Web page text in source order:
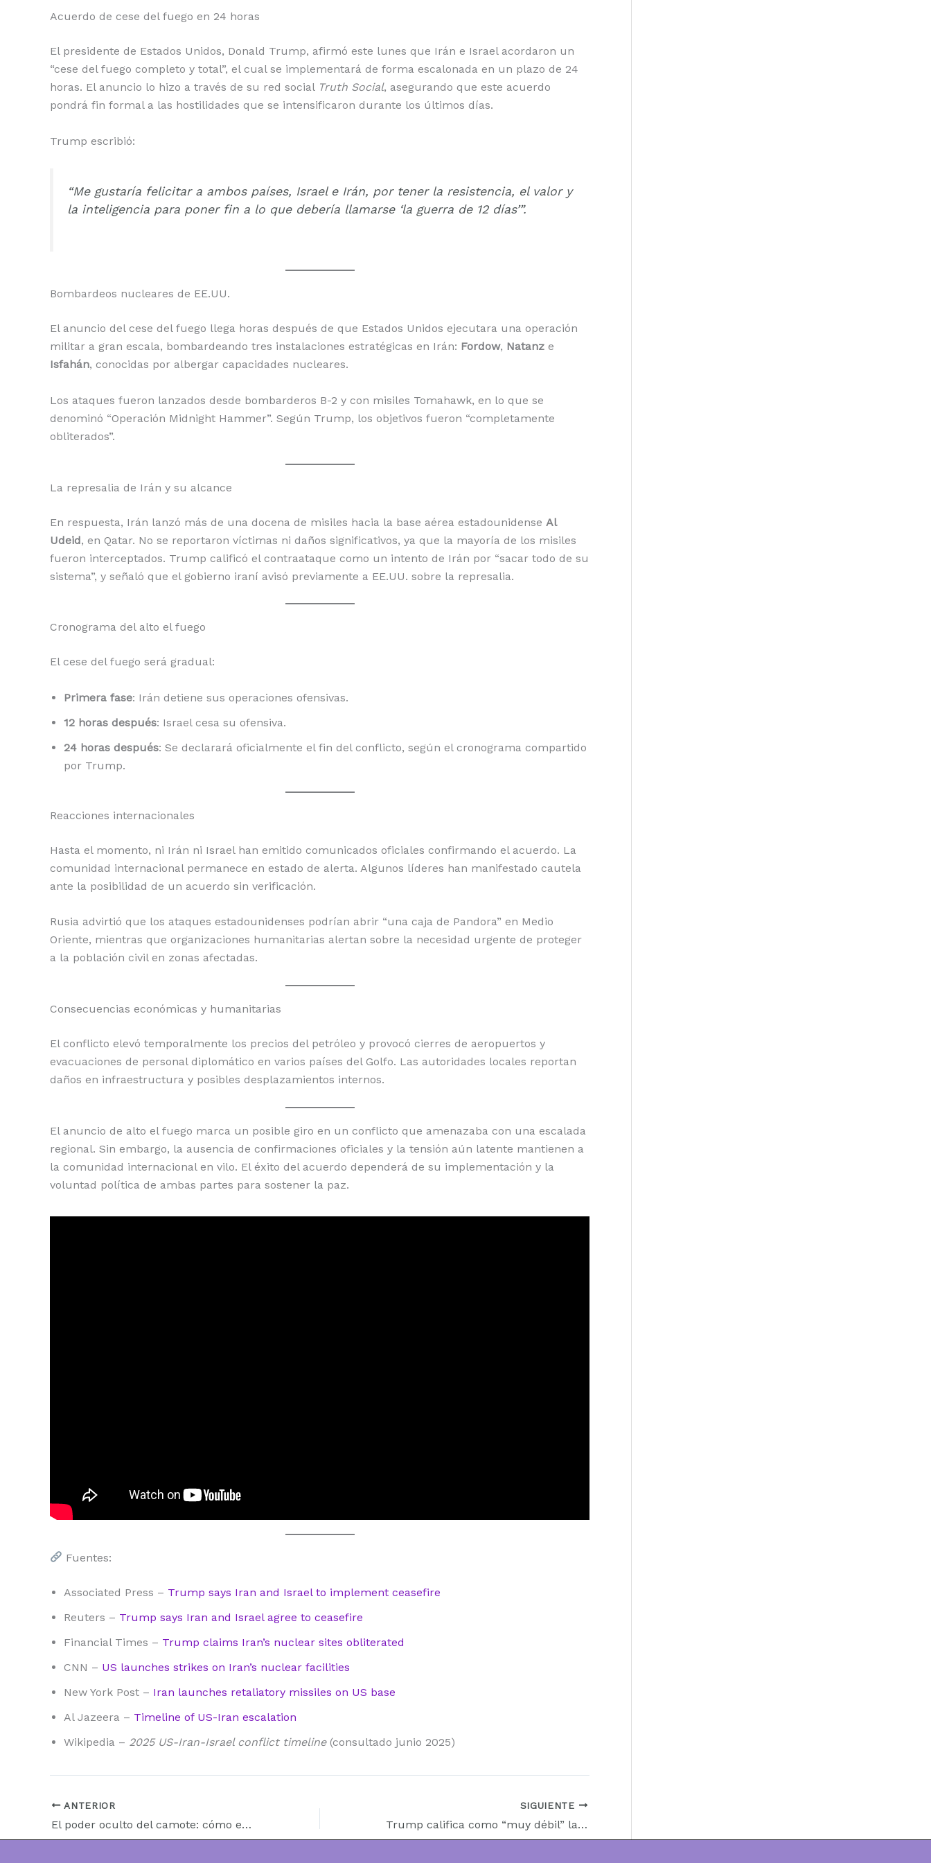
Acuerdo de cese del fuego en 24 horas
El presidente de Estados Unidos, Donald Trump, afirmó este lunes que Irán e Israel acordaron un
“cese del fuego completo y total”, el cual se implementará de forma escalonada en un plazo de 24
horas. El anuncio lo hizo a través de su red social Truth Social, asegurando que este acuerdo
pondrá fin formal a las hostilidades que se intensificaron durante los últimos días.
Trump escribió:
“Me gustaría felicitar a ambos países, Israel e Irán, por tener la resistencia, el valor y
la inteligencia para poner fin a lo que debería llamarse ‘la guerra de 12 días’”.
Bombardeos nucleares de EE.UU.
El anuncio del cese del fuego llega horas después de que Estados Unidos ejecutara una operación
militar a gran escala, bombardeando tres instalaciones estratégicas en Irán: Fordow, Natanz e
Isfahán, conocidas por albergar capacidades nucleares.
Los ataques fueron lanzados desde bombarderos B-2 y con misiles Tomahawk, en lo que se
denominó “Operación Midnight Hammer”. Según Trump, los objetivos fueron “completamente
obliterados”.
La represalia de Irán y su alcance
En respuesta, Irán lanzó más de una docena de misiles hacia la base aérea estadounidense Al
Udeid, en Qatar. No se reportaron víctimas ni daños significativos, ya que la mayoría de los misiles
fueron interceptados. Trump calificó el contraataque como un intento de Irán por “sacar todo de su
sistema”, y señaló que el gobierno iraní avisó previamente a EE.UU. sobre la represalia.
Cronograma del alto el fuego
El cese del fuego será gradual:
Primera fase: Irán detiene sus operaciones ofensivas.
12 horas después: Israel cesa su ofensiva.
24 horas después: Se declarará oficialmente el fin del conflicto, según el cronograma compartido
por Trump.
Reacciones internacionales
Hasta el momento, ni Irán ni Israel han emitido comunicados oficiales confirmando el acuerdo. La
comunidad internacional permanece en estado de alerta. Algunos líderes han manifestado cautela
ante la posibilidad de un acuerdo sin verificación.
Rusia advirtió que los ataques estadounidenses podrían abrir “una caja de Pandora” en Medio
Oriente, mientras que organizaciones humanitarias alertan sobre la necesidad urgente de proteger
a la población civil en zonas afectadas.
Consecuencias económicas y humanitarias
El conflicto elevó temporalmente los precios del petróleo y provocó cierres de aeropuertos y
evacuaciones de personal diplomático en varios países del Golfo. Las autoridades locales reportan
daños en infraestructura y posibles desplazamientos internos.
El anuncio de alto el fuego marca un posible giro en un conflicto que amenazaba con una escalada
regional. Sin embargo, la ausencia de confirmaciones oficiales y la tensión aún latente mantienen a
la comunidad internacional en vilo. El éxito del acuerdo dependerá de su implementación y la
voluntad política de ambas partes para sostener la paz.
Fuentes:
Associated Press – Trump says Iran and Israel to implement ceasefire
Reuters – Trump says Iran and Israel agree to ceasefire
Financial Times – Trump claims Iran’s nuclear sites obliterated
CNN – US launches strikes on Iran’s nuclear facilities
New York Post – Iran launches retaliatory missiles on US base
Al Jazeera – Timeline of US-Iran escalation
Wikipedia – 2025 US-Iran-Israel conflict timeline(consultado junio 2025)
ANTERIOR
El poder oculto del camote: cómo este alimento rico en potasio puede ayudarte a bajar la tensión arterial y dormir mejor
SIGUIENTE
Trump califica como “muy débil” la respuesta iraní tras ataque a instalaciones nucleares